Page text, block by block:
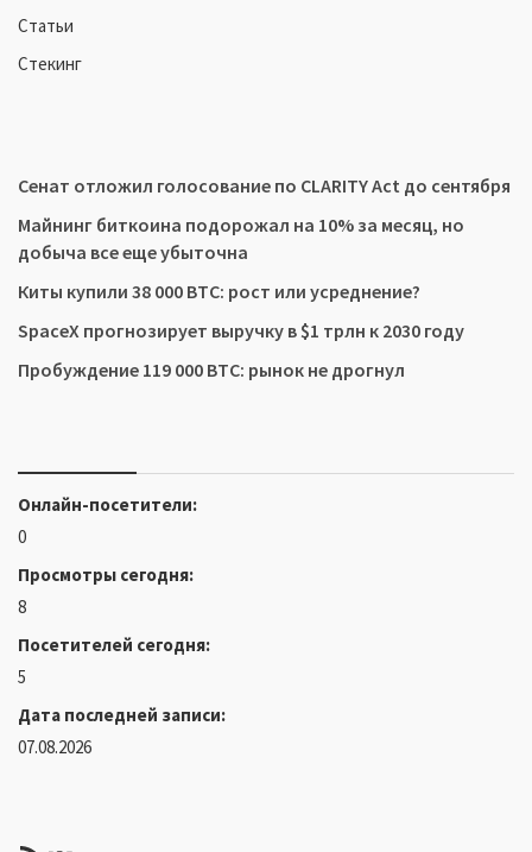
Статьи
Стекинг
Сенат отложил голосование по CLARITY Act до сентября
Майнинг биткоина подорожал на 10% за месяц, но
добыча все еще убыточна
Киты купили 38 000 BTC: рост или усреднение?
SpaceX прогнозирует выручку в $1 трлн к 2030 году
Пробуждение 119 000 BTC: рынок не дрогнул
Онлайн-посетители:
0
Просмотры сегодня:
8
Посетителей сегодня:
5
Дата последней записи:
07.08.2026